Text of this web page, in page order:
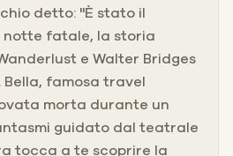
detto: "È stato il
notte fatale, la storia
e Walter Bridges
famosa travel
morta durante un
guidato dal teatrale
tocca a te scoprire la